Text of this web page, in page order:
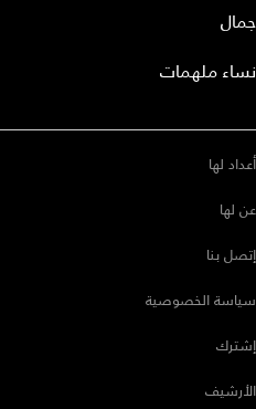
جمال
نساء ملهمات
أعداد لها
عن لها
إتصل بنا
سياسة الخصوصية
إشترك
الأرشيف